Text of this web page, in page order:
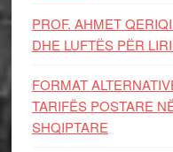
PROF. AHMET
DHE LUFTЁS PЁR
FORMAT
TARIFËS POSTARE
SHQIPTARE